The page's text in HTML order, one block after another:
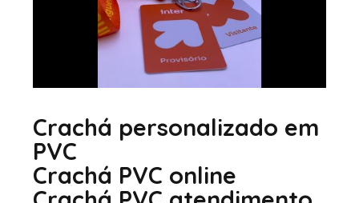
Crachá personalizado em
PVC
Crachá PVC online